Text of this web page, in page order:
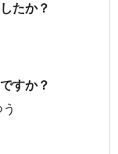
たか？
すか？